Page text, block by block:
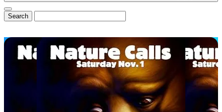
News & Magazin
Alle News
Exklusive Interviews
Reviews & Rezensionen